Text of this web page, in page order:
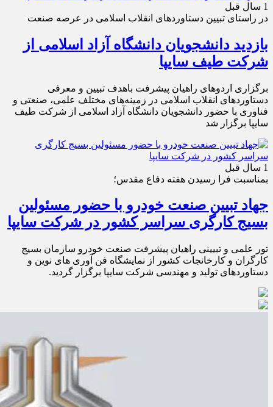
1 سال قبل
در راستای تبیین دستاوردهای انقلاب اسلامی در عرصه صنعت
بازدید دانشجویان دانشگاه آزاد اسلامی از
شرکت طیف سایپا
برگزاری اردوهای راهیان پیشرفت باهدف تبیین و معرفی
دستاوردهای انقلاب اسلامی در زمینه‌های مختلف علمی، صنعتی و
فناوری با حضور دانشجویان دانشگاه آزاد اسلامی از شرکت طیف
سایپا برگزار شد
1 سال قبل
بمناسبت فرا رسیدن هفته دفاع مقدس؛
جهاد تبیین صنعت خودرو با حضور مسئولین
بسیج کارگری سراسر کشور در شرکت سایپا
تور علمی و تبیینی راهیان پیشرفت صنعت خودرو سازمان بسیج
کارگران و کارخانجات کشور از نمایشگاه فن آوری های نوین و
دستاوردهای تولید و مهندسی شرکت سایپا برگزار گردید.